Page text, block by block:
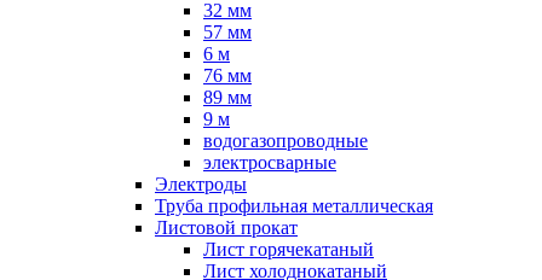
32 мм
57 мм
6 м
76 мм
89 мм
9 м
водогазопроводные
электросварные
Электроды
Труба профильная металлическая
Листовой прокат
Лист горячекатаный
Лист холоднокатаный